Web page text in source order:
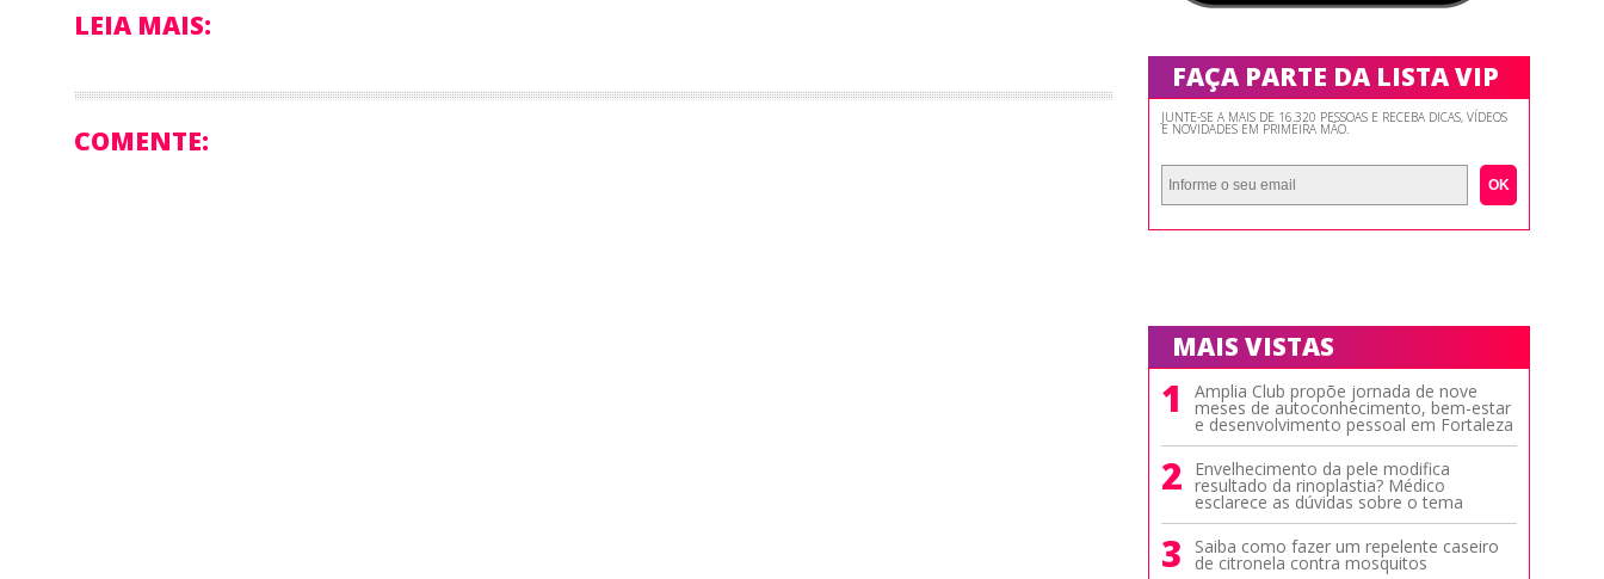
LEIA MAIS:
COMENTE:
FAÇA PARTE DA LISTA VIP
JUNTE-SE A MAIS DE 16.320 PESSOAS E RECEBA DICAS, VÍDEOS
E NOVIDADES EM PRIMEIRA MÃO.
OK
MAIS VISTAS
1 Amplia Club propõe jornada de nove
meses de autoconhecimento, bem-estar
e desenvolvimento pessoal em Fortaleza
2 Envelhecimento da pele modifica
resultado da rinoplastia? Médico
esclarece as dúvidas sobre o tema
3 Saiba como fazer um repelente caseiro
de citronela contra mosquitos